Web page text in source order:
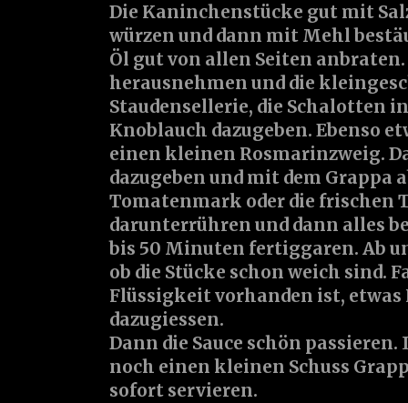
Die Kaninchenstücke gut mit
würzen und dann mit Mehl
Öl gut von allen Seiten
herausnehmen und die
Staudensellerie, die Schalotten
Knoblauch dazugeben. Ebenso
einen kleinen Rosmarinzweig.
dazugeben und mit dem Grappa
Tomatenmark oder die frischen
darunterrühren und dann alles
bis 50 Minuten fertiggaren. Ab
ob die Stücke schon weich sind.
Flüssigkeit vorhanden ist, etwas
dazugiessen.
Dann die Sauce schön
noch einen kleinen Schuss
sofort servieren.